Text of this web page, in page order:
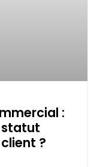
:
statut
?